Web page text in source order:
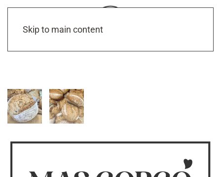
Skip to main content